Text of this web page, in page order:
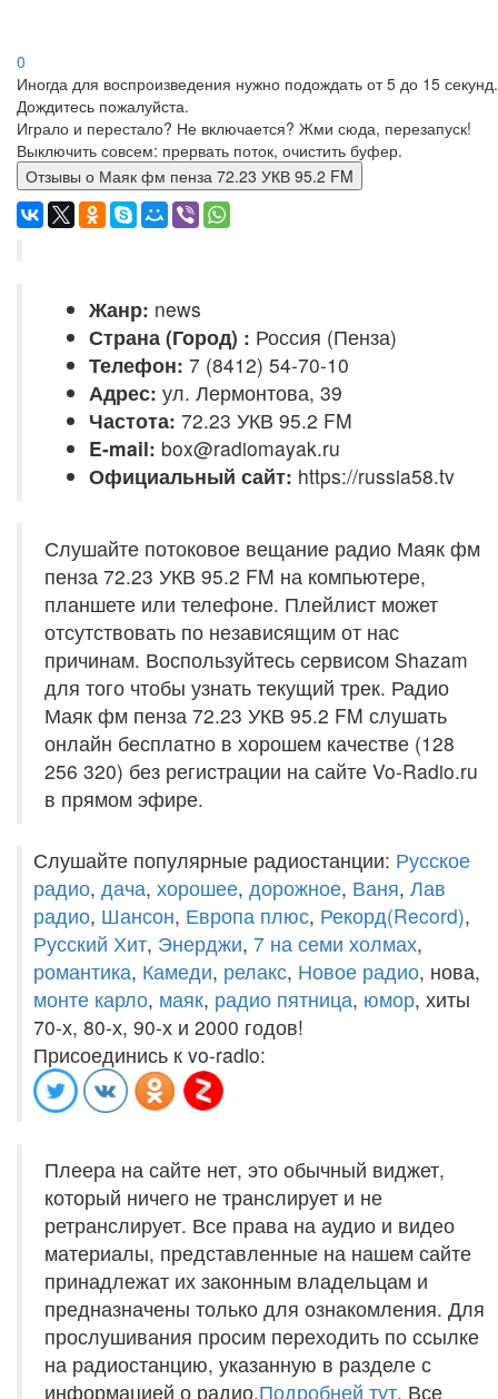
0
Иногда для воспроизведения нужно подождать от 5 до 15 секунд.
Дождитесь пожалуйста.
Играло и перестало? Не включается? Жми сюда, перезапуск!
Выключить совсем: прервать поток, очистить буфер.
Отзывы о Маяк фм пенза 72.23 УКВ 95.2 FM
Жанр: news
Страна (Город) : Россия (Пенза)
Телефон: 7 (8412) 54-70-10
Адрес: ул. Лермонтова, 39
Частота: 72.23 УКВ 95.2 FM
E-mail: box@radiomayak.ru
Официальный сайт: https://russia58.tv
Слушайте потоковое вещание радио Маяк фм
пенза 72.23 УКВ 95.2 FM на компьютере,
планшете или телефоне. Плейлист может
отсутствовать по независящим от нас
причинам. Воспользуйтесь сервисом Shazam
для того чтобы узнать текущий трек. Радио
Маяк фм пенза 72.23 УКВ 95.2 FM слушать
онлайн бесплатно в хорошем качестве (128
256 320) без регистрации на сайте Vo-Radio.ru
в прямом эфире.
Слушайте популярные радиостанции: Русское
радио, дача, хорошее, дорожное, Ваня, Лав
радио, Шансон, Европа плюс, Рекорд(Record),
Русский Хит, Энерджи, 7 на семи холмах,
романтика, Камеди, релакс, Новое радио, нова,
монте карло, маяк, радио пятница, юмор, хиты
70-х, 80-х, 90-х и 2000 годов!
Присоединись к vo-radio:
Плеера на сайте нет, это обычный виджет,
который ничего не транслирует и не
ретранслирует. Все права на аудио и видео
материалы, представленные на нашем сайте
принадлежат их законным владельцам и
предназначены только для ознакомления. Для
прослушивания просим переходить по ссылке
на радиостанцию, указанную в разделе с
информацией о радио.Подробней тут. Все